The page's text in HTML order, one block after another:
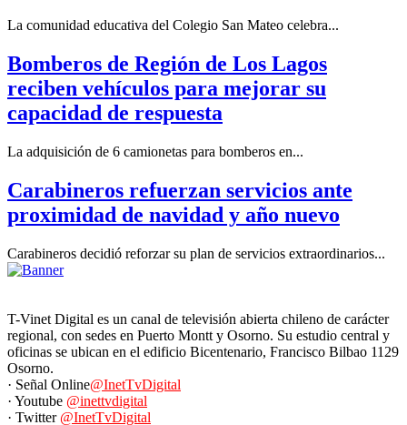
La comunidad educativa del Colegio San Mateo celebra...
Bomberos de Región de Los Lagos
reciben vehículos para mejorar su
capacidad de respuesta
La adquisición de 6 camionetas para bomberos en...
Carabineros refuerzan servicios ante
proximidad de navidad y año nuevo
Carabineros decidió reforzar su plan de servicios extraordinarios...
T-Vinet Digital es un canal de televisión abierta chileno de carácter
regional, con sedes en Puerto Montt y Osorno. Su estudio central y
oficinas se ubican en el edificio Bicentenario, Francisco Bilbao 1129
Osorno.
· Señal Online@InetTvDigital
· Youtube @inettvdigital
· Twitter @InetTvDigital